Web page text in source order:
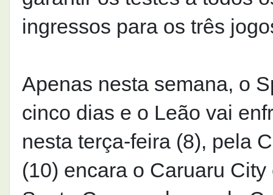
ingressos para os três
Apenas nesta semana, o
cinco dias e o Leão vai
nesta terça-feira (8), pela
(10) encara o Caruaru